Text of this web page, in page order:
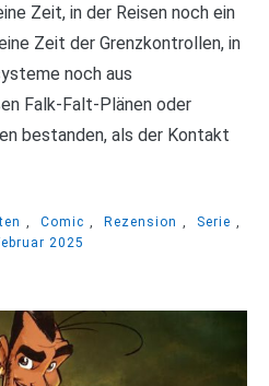
Zeit, in der Reisen noch ein
Zeit der Grenzkontrollen, in
noch aus
Falk-Falt-Plänen oder
bestanden, als der Kontakt
, Comic , Rezension , Serie ,
2025